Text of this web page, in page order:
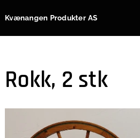
Kvænangen Produkter AS
Rokk, 2 stk